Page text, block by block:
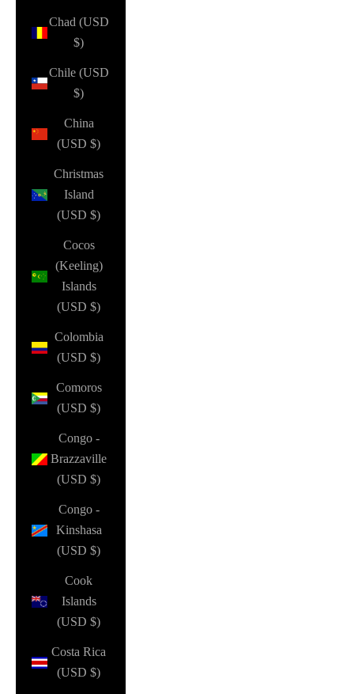
Chad (USD
$)
Chile (USD
$)
China
(USD $)
Christmas
Island
(USD $)
Cocos
(Keeling)
Islands
(USD $)
Colombia
(USD $)
Comoros
(USD $)
Congo -
Brazzaville
(USD $)
Congo -
Kinshasa
(USD $)
Cook
Islands
(USD $)
Costa Rica
(USD $)